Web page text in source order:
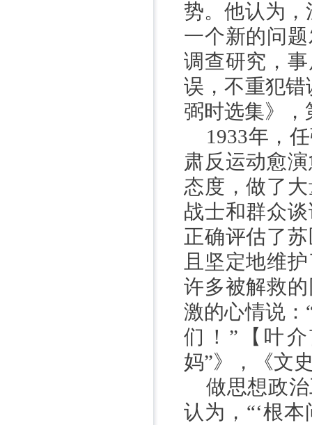
势。他认为
一个新的问
调查研究，
误，不重犯错
弼时选集》，
1933年，
肃反运动愈
态度，做了
战士和群众
正确评估了
且坚定地维
许多被解救
激的心情说：
们！”【叶
妈”》，《文
做思想政
认为， “‘根